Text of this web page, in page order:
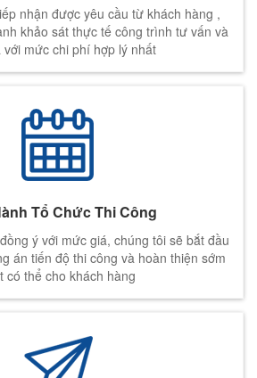
nhận được yêu cầu từ khách hàng ,
khảo sát thực tế công trình tư vấn và
với mức chi phí hợp lý nhất
Tổ Chức Thi Công
ý với mức giá, chúng tôi sẽ bắt đầu
án tiến độ thi công và hoàn thiện sớm
có thể cho khách hàng